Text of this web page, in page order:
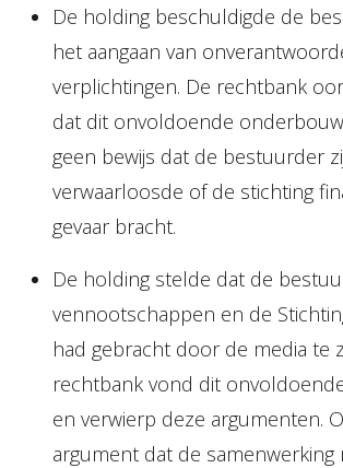
De holding beschuldigde de
het aangaan van
verplichtingen. De rechtbank
dat dit onvoldoende
geen bewijs dat de bestuurder
verwaarloosde of de stichting
gevaar bracht.
De holding stelde dat de
vennootschappen en de
had gebracht door de media te
rechtbank vond dit
en verwierp deze argumenten.
argument dat de samenwerking